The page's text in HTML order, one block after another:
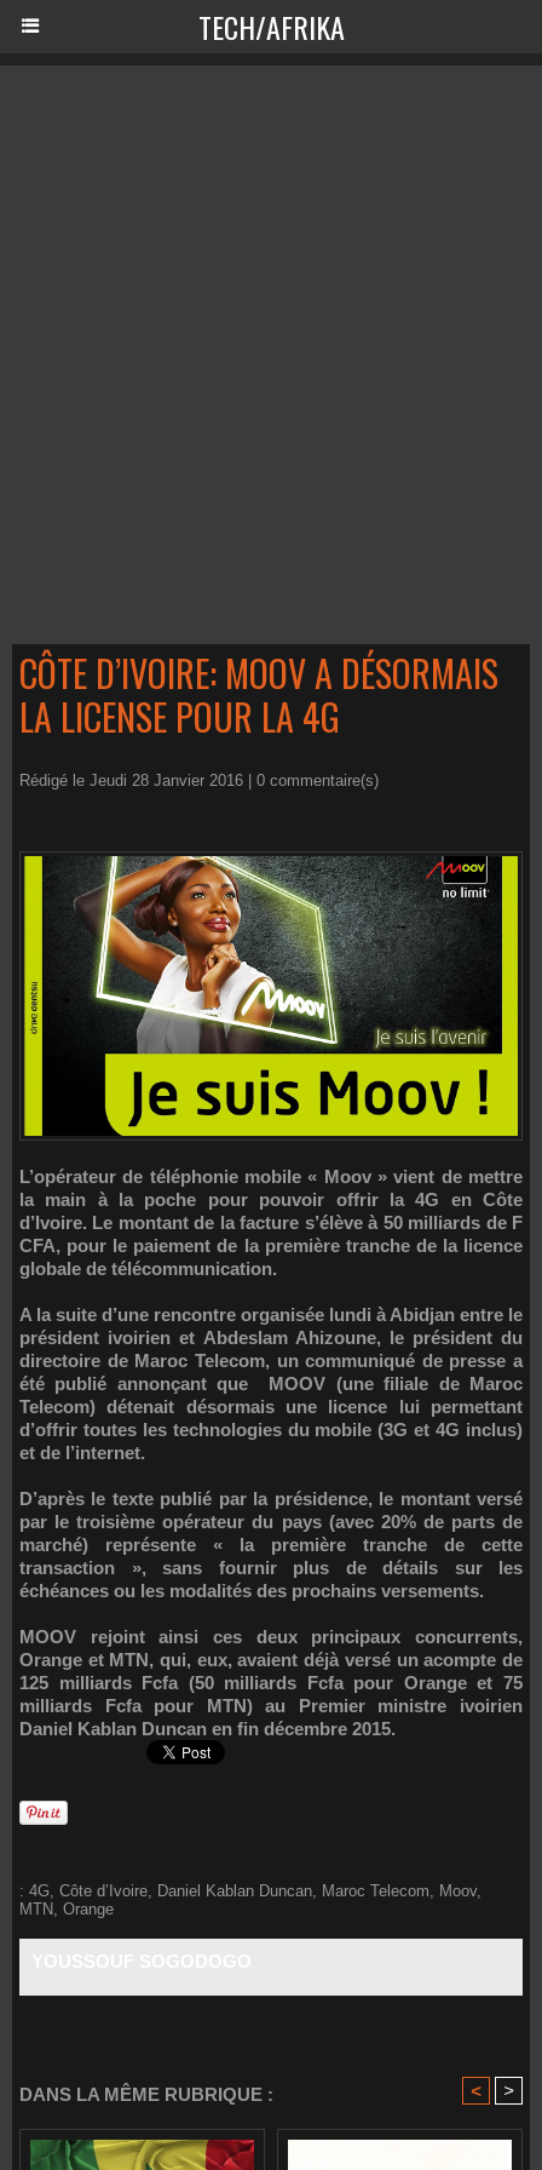
TECH/AFRIKA
CÔTE D’IVOIRE: MOOV A DÉSORMAIS
LA LICENSE POUR LA 4G
Rédigé le Jeudi 28 Janvier 2016 | 0 commentaire(s)
L’opérateur de téléphonie mobile « Moov » vient de mettre
la main à la poche pour pouvoir offrir la 4G en Côte
d’Ivoire. Le montant de la facture s’élève à 50 milliards de F
CFA, pour le paiement de la première tranche de la licence
globale de télécommunication.
A la suite d’une rencontre organisée lundi à Abidjan entre le
président ivoirien et Abdeslam Ahizoune, le président du
directoire de Maroc Telecom, un communiqué de presse a
été publié annonçant que MOOV (une filiale de Maroc
Telecom) détenait désormais une licence lui permettant
d’offrir toutes les technologies du mobile (3G et 4G inclus)
et de l’internet.
D’après le texte publié par la présidence, le montant versé
par le troisième opérateur du pays (avec 20% de parts de
marché) représente « la première tranche de cette
transaction », sans fournir plus de détails sur les
échéances ou les modalités des prochains versements.
MOOV rejoint ainsi ces deux principaux concurrents,
Orange et MTN, qui, eux, avaient déjà versé un acompte de
125 milliards Fcfa (50 milliards Fcfa pour Orange et 75
milliards Fcfa pour MTN) au Premier ministre ivoirien
Daniel Kablan Duncan en fin décembre 2015.
: 4G Côte d’Ivoire Daniel Kablan Duncan Maroc Telecom Moov,
MTN Orange
DANS LA MÊME RUBRIQUE : < >